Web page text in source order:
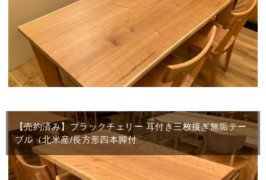
【売約済み】ブラックチェリー 耳付き三枚接ぎ無垢テー
ブル（北米産/長方形四本脚付